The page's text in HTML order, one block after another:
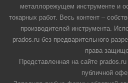
металлорежущем инструменте и
токарных работ. Весь контент –
производителей инструмента.
prados.ru без предварительного
права
Представленная на сайте
публичной